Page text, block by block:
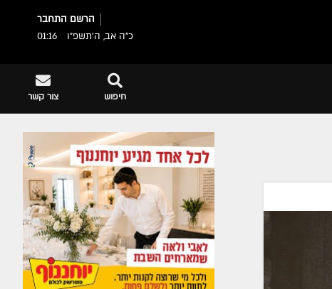
הרשם התחבר
כ"ה אב, ה׳תשפ״ו
01:16
צור קשר חיפוש